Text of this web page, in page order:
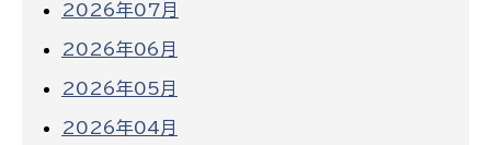
2026年07月
2026年06月
2026年05月
2026年04月